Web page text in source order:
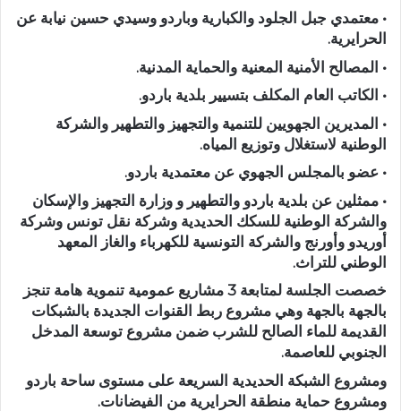
• معتمدي جبل الجلود والكبارية وباردو وسيدي حسين نيابة عن
الحرايرية.
• المصالح الأمنية المعنية والحماية المدنية.
• الكاتب العام المكلف بتسيير بلدية باردو.
• المديرين الجهويين للتنمية والتجهيز والتطهير والشركة
الوطنية لاستغلال وتوزيع المياه.
• عضو بالمجلس الجهوي عن معتمدية باردو.
• ممثلين عن بلدية باردو والتطهير و وزارة التجهيز والإسكان
والشركة الوطنية للسكك الحديدية وشركة نقل تونس وشركة
أوريدو وأورنج والشركة التونسية للكهرباء والغاز المعهد
الوطني للتراث.
خصصت الجلسة لمتابعة 3 مشاريع عمومية تنموية هامة تنجز
بالجهة بالجهة وهي مشروع ربط القنوات الجديدة بالشبكات
القديمة للماء الصالح للشرب ضمن مشروع توسعة المدخل
الجنوبي للعاصمة.
ومشروع الشبكة الحديدية السريعة على مستوى ساحة باردو
ومشروع حماية منطقة الحرايرية من الفيضانات.